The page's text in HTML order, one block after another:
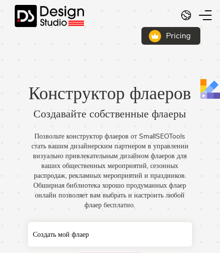
Pricing
Конструктор флаеров
Создавайте собственные флаеры
Позвольте конструктор флаеров от SmallSEOTools
стать вашим дизайнерским партнером в управлении
визуально привлекательным дизайном флаеров для
ваших общественных мероприятий, сезонных
распродаж, рекламных мероприятий и праздников.
Обширная библиотека хорошо продуманных флаер
онлайн позволяет вам выбрать и настроить любой
флаер бесплатно.